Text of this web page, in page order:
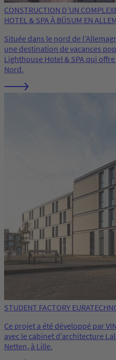
CONSTRUCTION D’UN
HOTEL & SPA À BÜSUM EN
Située dans le nord de
une destination de vacances
Lighthouse Hotel & SPA qui
Nord.
STUDENT FACTORY
Ce projet a été développé par
avec le cabinet d’architecture
Netten, à Lille.